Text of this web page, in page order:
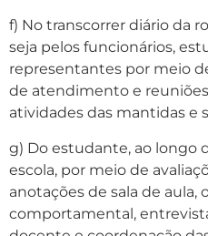
f) No transcorrer diário da
seja pelos funcionários,
representantes por meio
de atendimento e
atividades das mantidas e
g) Do estudante, ao longo
escola, por meio de
anotações de sala de aula,
comportamental,